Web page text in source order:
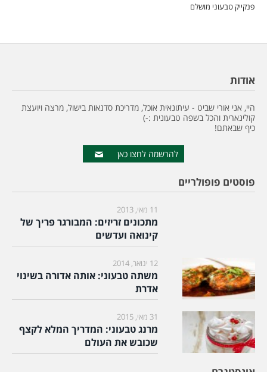
פנקייק טבעוני מושלם
אודות
היי, אני אורי שביט - עיתונאית אוכל, מדריכת סדנאות בישול, מרצה ויועצת
קולינארית והכל בשפה טבעונית :-)
כיף שבאתם!
להרשמה לחצו כאן
פוסטים פופולריים
11 מאי, 2013
מתכונים זריזים: המבורגר פריך של
קינואה ועדשים
12 ינואר, 2014
משתה טבעוני: אותה אדורה בשינוי
אדרת
31 מאי, 2015
מרנג טבעוני: המדריך המלא לקצף
שכובש את העולם